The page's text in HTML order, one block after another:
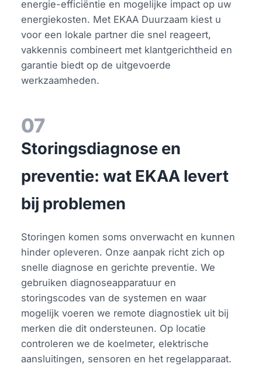
energie-efficiëntie en mogelijke impact op uw
energiekosten. Met EKAA Duurzaam kiest u
voor een lokale partner die snel reageert,
vakkennis combineert met klantgerichtheid en
garantie biedt op de uitgevoerde
werkzaamheden.
07
Storingsdiagnose en
preventie: wat EKAA levert
bij problemen
Storingen komen soms onverwacht en kunnen
hinder opleveren. Onze aanpak richt zich op
snelle diagnose en gerichte preventie. We
gebruiken diagnoseapparatuur en
storingscodes van de systemen en waar
mogelijk voeren we remote diagnostiek uit bij
merken die dit ondersteunen. Op locatie
controleren we de koelmeter, elektrische
aansluitingen, sensoren en het regelapparaat.